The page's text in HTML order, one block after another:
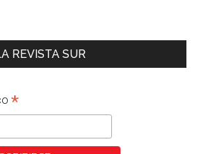
REVISTA SUR
*